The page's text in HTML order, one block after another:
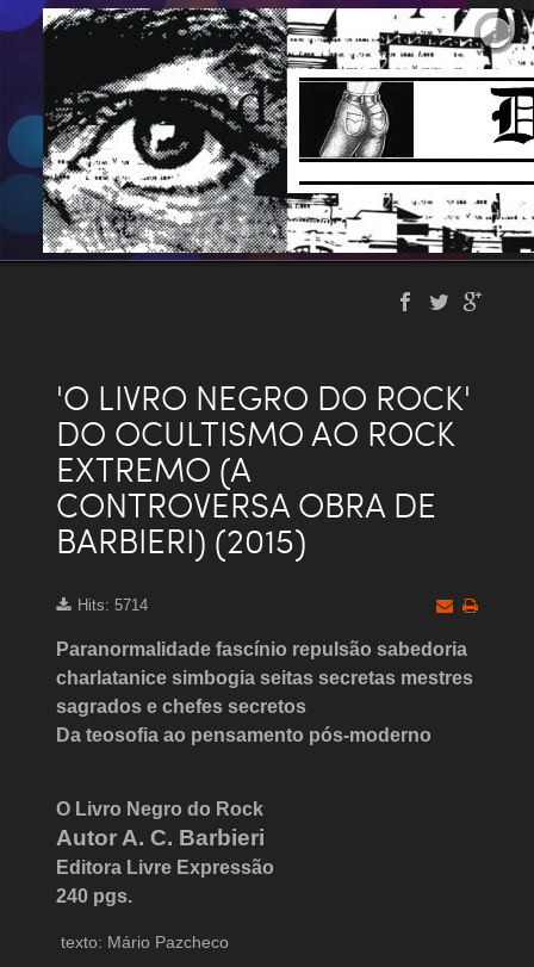
'O LIVRO NEGRO DO ROCK'
DO OCULTISMO AO ROCK
EXTREMO (A
CONTROVERSA OBRA DE
BARBIERI) (2015)
Hits: 5714
Paranormalidade fascínio repulsão sabedoria
charlatanice simbogia seitas secretas mestres
sagrados e chefes secretos
Da teosofia ao pensamento pós-moderno
O Livro Negro do Rock
Autor A. C. Barbieri
Editora Livre Expressão
240 pgs.
texto: Mário Pazcheco